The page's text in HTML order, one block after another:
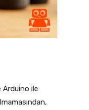
Arduino ile